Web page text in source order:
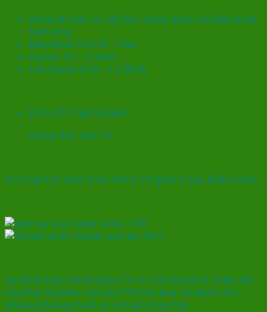
Dùng để tưới cỏ, cây bụi, cảnh quan với bán kính
tưới rộng
Bán kính: từ 5.18 – 12m
Áp lực: 2.1 – 3.4 bar
Lưu lượng: 0.13 – 1.2 M2/h
DỮ LIỆU VẬN HÀNH
Giống đầu tưới T3
Với Pop-Up Tưới Xoay Rotor T3 gồm 4 loại khác nhau:
Sự khác biệt chính giữa T3 và T35 chính là chiều dài
của Pop Up, Đầu vào của T35 lớn hơn và dành cho
những khoảng tưới cỏ với sân rộng lớn.